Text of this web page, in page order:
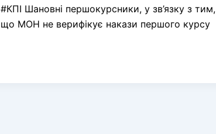
#КПІ Шановні першокурсники, у зв’язку з тим,
що МОН не верифікує накази першого курсу